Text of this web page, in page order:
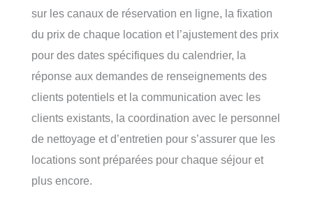
sur les canaux de réservation en ligne, la fixation
du prix de chaque location et l’ajustement des prix
pour des dates spécifiques du calendrier, la
réponse aux demandes de renseignements des
clients potentiels et la communication avec les
clients existants, la coordination avec le personnel
de nettoyage et d’entretien pour s’assurer que les
locations sont préparées pour chaque séjour et
plus encore.